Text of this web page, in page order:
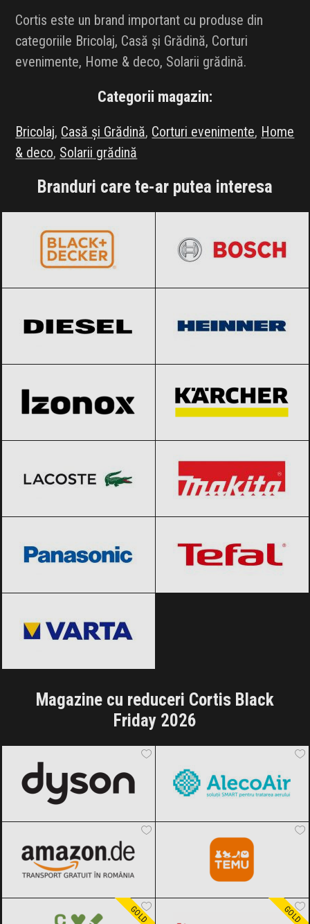
Cortis este un brand important cu produse din
categoriile Bricolaj, Casă și Grădină, Corturi
evenimente, Home & deco, Solarii grădină.
Categorii magazin:
Bricolaj, Casă și Grădină, Corturi evenimente, Home
& deco, Solarii grădină
Branduri care te-ar putea interesa
Magazine cu reduceri Cortis Black
Friday 2026
GOLD GOLD